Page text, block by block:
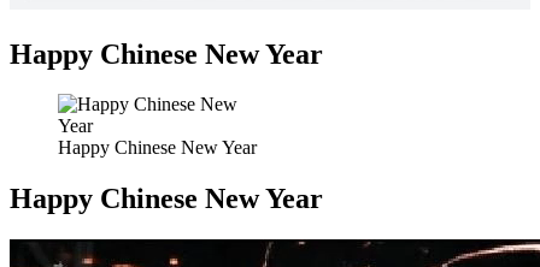
Happy Chinese New Year
Happy Chinese New Year
Happy Chinese New Year